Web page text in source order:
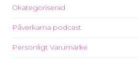
Okategoriserad
Påverkarna podcast
Personligt Varumärke